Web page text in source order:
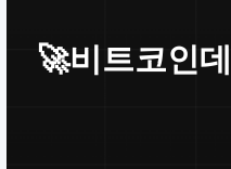
🚀비트코인